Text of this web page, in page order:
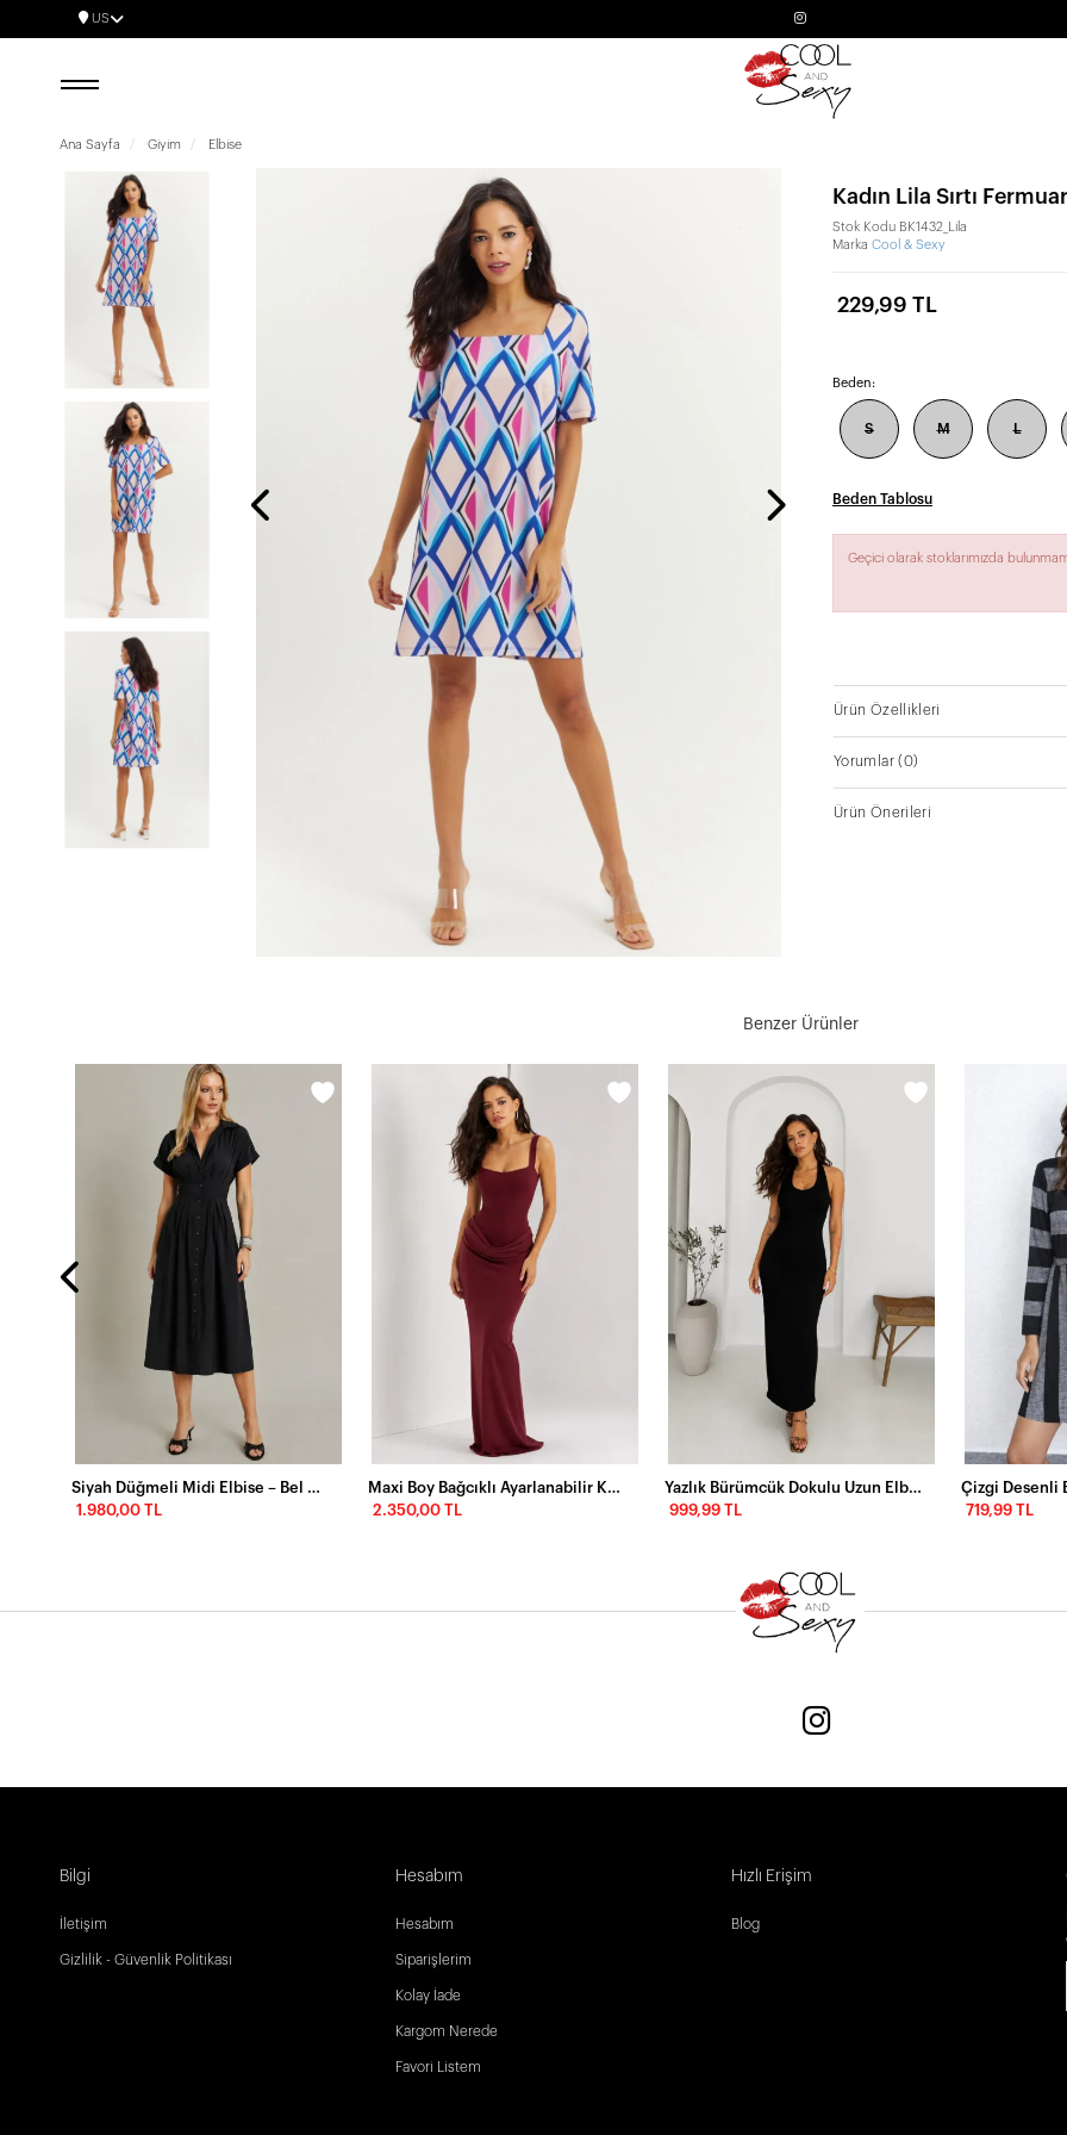
US
Ana Sayfa Giyim Elbise
Kadın Lila Sırtı
Stok Kodu BK1432_Lila
Marka Cool & Sexy
229,99 TL
Beden:
S M L
Beden Tablosu
Geçici olarak stoklarımızda
Ürün Özellikleri
Yorumlar(0)
Ürün Önerileri
Benzer Ürünler
Siyah Düğmeli Midi Elbise – Bel Oturtmalı, Rahat Kesim Şık Tasarım
1.980,00 TL
Maxi Boy Bağcıklı Ayarlanabilir Korse Detaylı Elbise –Bordo
2.350,00 TL
Yazlık Bürümcük Dokulu Uzun Elbise
999,99 TL
719,99 TL
Bilgi
İletişim
Gizlilik - Güvenlik Politikası
Hesabım
Hesabım
Siparişlerim
Kolay İade
Kargom Nerede
Favori Listem
Hızlı Erişim
Blog